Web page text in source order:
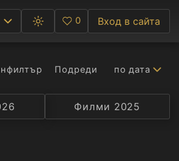
Превключване
между
светла
Любими
0 Вход в сайта
филтър Подреди по дата
Превод Актьор
Филми 2025